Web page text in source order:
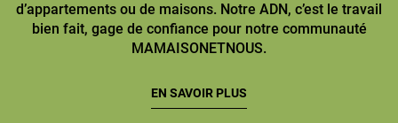
d’appartements ou de maisons. Notre ADN, c’est le travail
bien fait, gage de confiance pour notre communauté
MAMAISONETNOUS.
EN SAVOIR PLUS